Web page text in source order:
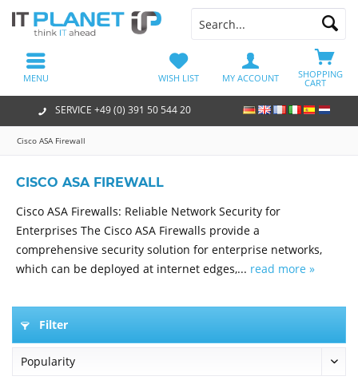
SERVICE +49 (0) 391 50 544 20
SHOPPING
CART
WISH LIST MY ACCOUNT
MENU
Cisco ASA Firewall
CISCO ASA FIREWALL
Cisco ASA Firewalls: Reliable Network Security for
Enterprises The Cisco ASA Firewalls provide a
comprehensive security solution for enterprise networks,
which can be deployed at internet edges,... read more »
Filter